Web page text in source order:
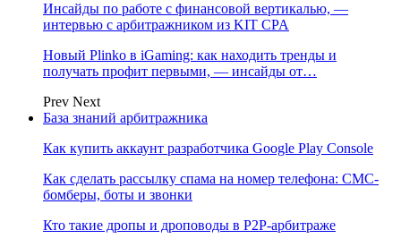
Инсайды по работе с финансовой вертикалью, —
интервью с арбитражником из KIT CPA
Новый Plinko в iGaming: как находить тренды и
получать профит первыми, — инсайды от…
Prev Next
База знаний арбитражника
Как купить аккаунт разработчика Google Play Console
Как сделать рассылку спама на номер телефона: СМС-
бомберы, боты и звонки
Кто такие дропы и дроповоды в P2P-арбитраже